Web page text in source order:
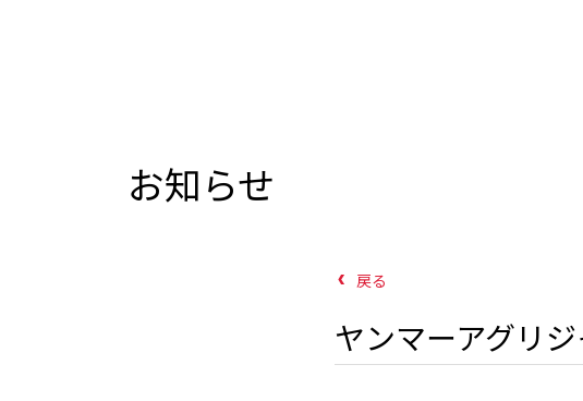
お知らせ
戻る
ヤンマーアグリ